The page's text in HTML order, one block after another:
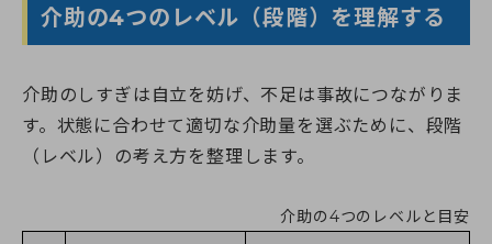
介助の4つのレベル（段階）を理解する
介助のしすぎは自立を妨げ、不足は事故につながりま
す。状態に合わせて適切な介助量を選ぶために、段階
（レベル）の考え方を整理します。
介助の4つのレベルと目安